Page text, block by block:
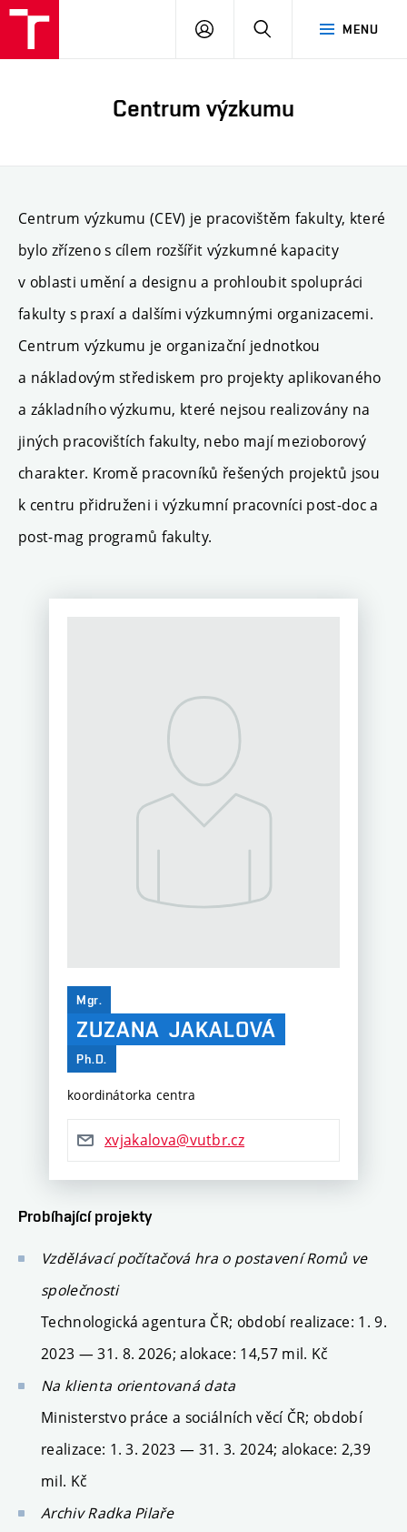
MENU
PŘIHLÁSIT
Centrum výzkumu
Centrum výzkumu (CEV) je pracovištěm fakulty, které
bylo zřízeno s cílem rozšířit výzkumné kapacity
v oblasti umění a designu a prohloubit spolupráci
fakulty s praxí a dalšími výzkumnými organizacemi.
Centrum výzkumu je organizační jednotkou
a nákladovým střediskem pro projekty aplikovaného
a základního výzkumu, které nejsou realizovány na
jiných pracovištích fakulty, nebo mají mezioborový
charakter. Kromě pracovníků řešených projektů jsou
k centru přidruženi i výzkumní pracovníci post-doc a
post-mag programů fakulty.
Mgr.
ZUZANA JAKALOVÁ
Ph.D.
koordinátorka centra
xvjakalova@vutbr.cz
Probíhající projekty
Vzdělávací počítačová hra o postavení Romů ve
společnosti
Technologická agentura ČR; období realizace: 1. 9.
2023 — 31. 8. 2026; alokace: 14,57mil. Kč
Na klienta orientovaná data
Ministerstvo práce a sociálních věcí ČR; období
realizace: 1. 3. 2023 — 31. 3. 2024; alokace: 2,39
mil. Kč
Archiv Radka Pilaře